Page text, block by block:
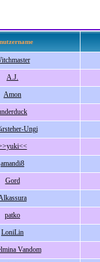
A.J.
Amon
Ungi
amandi8
Gord
patko
LoniLin
Vandom